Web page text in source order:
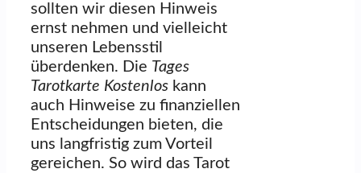
sollten wir diesen Hinweis
ernst nehmen und vielleicht
unseren Lebensstil
überdenken. Die Tages
Tarotkarte Kostenlos kann
auch Hinweise zu finanziellen
Entscheidungen bieten, die
uns langfristig zum Vorteil
gereichen. So wird das Tarot